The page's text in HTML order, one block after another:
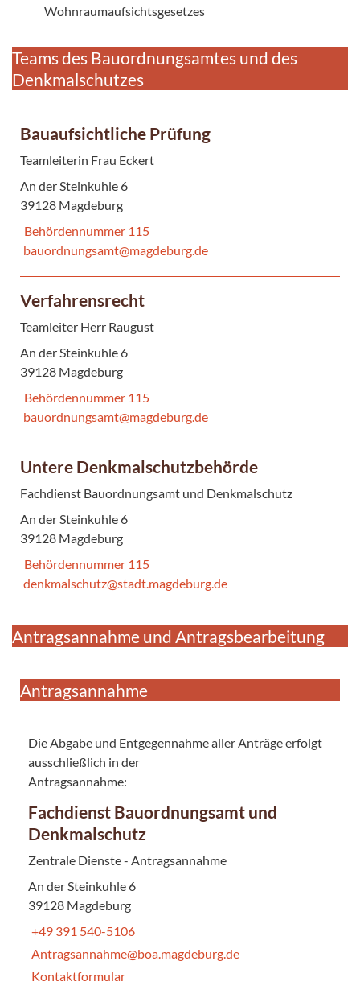
Wohnraumaufsichtsgesetzes
Teams des Bauordnungsamtes und des
Denkmalschutzes
Bauaufsichtliche Prüfung
Teamleiterin Frau Eckert
An der Steinkuhle 6
39128 Magdeburg
Behördennummer 115
bauordnungsamt@magdeburg.de
Verfahrensrecht
Teamleiter Herr Raugust
An der Steinkuhle 6
39128 Magdeburg
Behördennummer 115
bauordnungsamt@magdeburg.de
Untere Denkmalschutzbehörde
Fachdienst Bauordnungsamt und Denkmalschutz
An der Steinkuhle 6
39128 Magdeburg
Behördennummer 115
denkmalschutz@stadt.magdeburg.de
Antragsannahme und Antragsbearbeitung
Antragsannahme
Die Abgabe und Entgegennahme aller Anträge erfolgt
ausschließlich in der
Antragsannahme:
Fachdienst Bauordnungsamt und
Denkmalschutz
Zentrale Dienste - Antragsannahme
An der Steinkuhle 6
39128 Magdeburg
+49 391 540-5106
Antragsannahme@boa.magdeburg.de
Kontaktformular